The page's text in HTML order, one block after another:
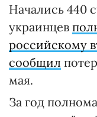
Начались 440
украинцев
российскому
сообщил
мая.
За год